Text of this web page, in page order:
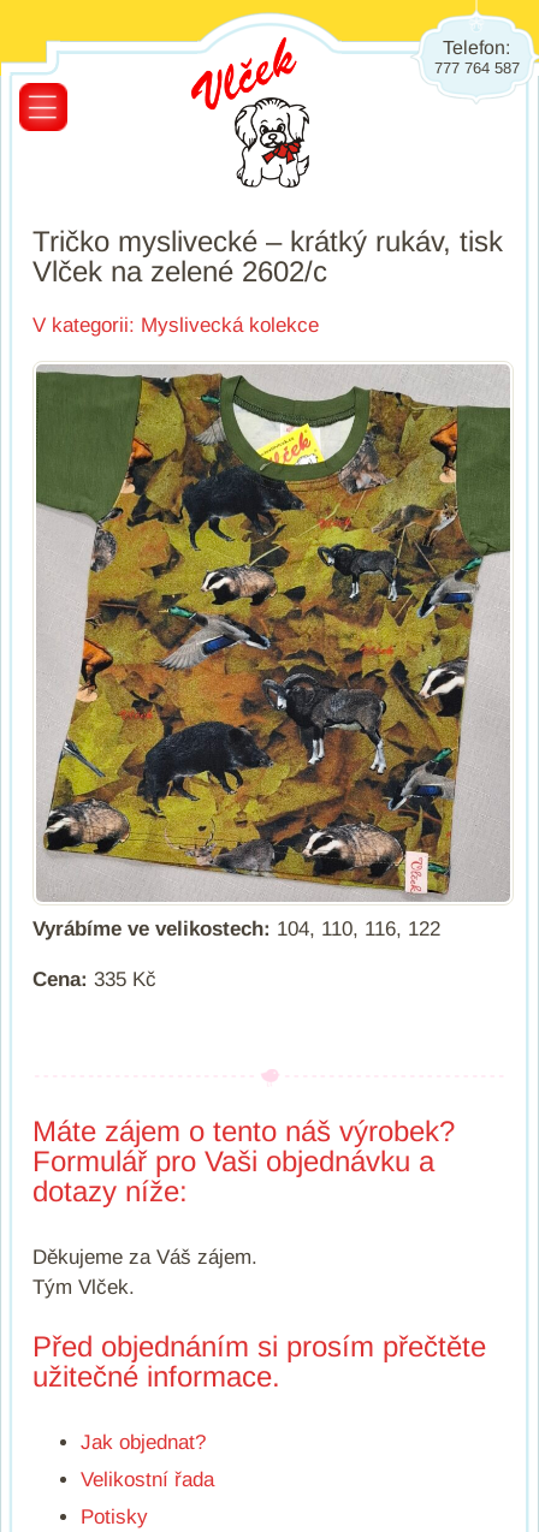
Telefon:
777 764 587
Tričko myslivecké – krátký rukáv, tisk
Vlček na zelené 2602/c
V kategorii: Myslivecká kolekce
Vyrábíme ve velikostech: 104, 110, 116, 122
Cena: 335 Kč
Máte zájem o tento náš výrobek?
Formulář pro Vaši objednávku a
dotazy níže:
Děkujeme za Váš zájem.
Tým Vlček.
Před objednáním si prosím přečtěte
užitečné informace.
Jak objednat?
Velikostní řada
Potisky